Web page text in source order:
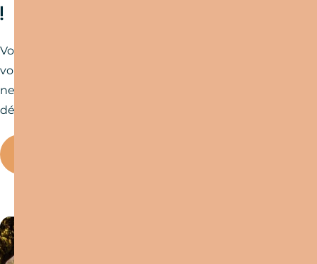
!
Vous avez déjà exploré nos sentiers préférés et
vous en redemandez ? Bonne nouvelle : l’aventure
ne s’arrête pas là !
découvrir, pour varier les plaisirs et les paysages.